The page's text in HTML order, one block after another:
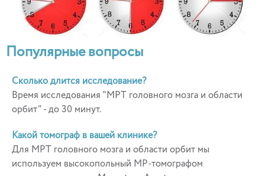
Популярные вопросы
Сколько длится исследование?
Время исследования "МРТ головного мозга и области
орбит" - до 30 минут.
Какой томограф в вашей клинике?
Для МРТ головного мозга и области орбит мы
используем высокопольный МР-томографом